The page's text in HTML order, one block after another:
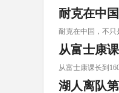
耐克在中
耐克在中国，不只
从富士康
从富士康课长到
湖人离队